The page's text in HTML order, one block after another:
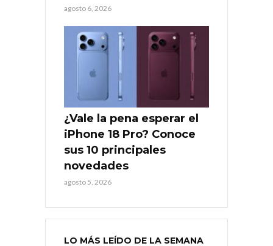
agosto 6, 2026
¿Vale la pena esperar el
iPhone 18 Pro? Conoce
sus 10 principales
novedades
agosto 5, 2026
LO MÁS LEÍDO DE LA SEMANA